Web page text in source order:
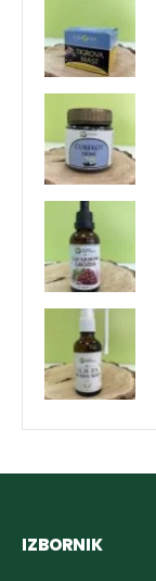
IZBORNIK